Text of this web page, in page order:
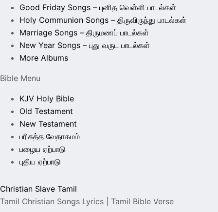
Good Friday Songs – புனித வெள்ளி பாடல்கள்
Holy Communion Songs – திருவிருந்து பாடல்கள்
Marriage Songs – திருமணப் பாடல்கள்
New Year Songs – புது வருட பாடல்கள்
More Albums
Bible Menu
KJV Holy Bible
Old Testament
New Testament
பரிசுத்த வேதாகமம்
பழைய ஏற்பாடு
புதிய ஏற்பாடு
Christian Slave Tamil
Tamil Christian Songs Lyrics | Tamil Bible Verse